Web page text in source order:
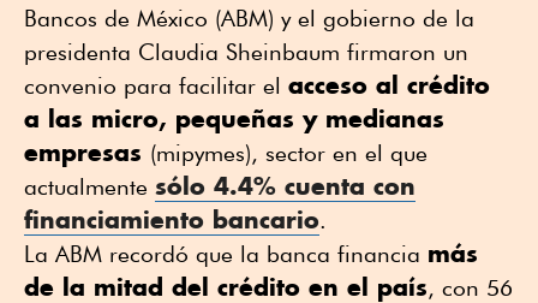
Bancos de México (ABM) y el gobierno de la
presidenta Claudia Sheinbaum firmaron un
convenio para facilitar el acceso al crédito
a las micro, pequeñas y medianas
empresas (mipymes), sector en el que
actualmente sólo 4.4% cuenta con
financiamiento bancario.
La ABM recordó que la banca financia más
de la mitad del crédito en el país, con 56